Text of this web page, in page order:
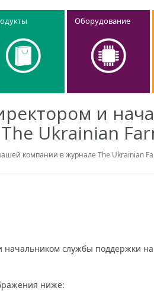
Оборудование
и
Ukrainian
компании в журнале The Ukrainian
начальником службы поддержки
ниже: